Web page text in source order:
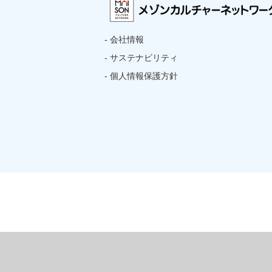
- 会社情報
- サステナビリティ
- 個人情報保護方針